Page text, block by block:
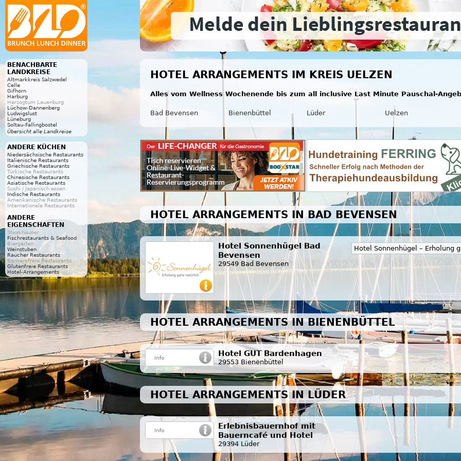
BENACHBARTE
LANDKREISE
Altmarkkreis Salzwedel
Celle
Gifhorn
Harburg
Herzogtum Lauenburg
Lüchow-Dannenberg
Ludwigslust
Lüneburg
Soltau-Fallingbostel
Übersicht alle Landkreise
ANDERE KÜCHEN
Niedersächsische Restaurants
Italienische Restaurants
Griechische Restaurants
Türkische Restaurants
Chinesische Restaurants
Asiatische Restaurants
Sushi / Japanisch essen
Indische Restaurants
Amerikanische Restaurants
Internationale Restaurants
ANDERE
EIGENSCHAFTEN
Steakhäuser
Fischrestaurants & Seafood
Biergarten
Weinstuben
Raucher Restaurants
Barrierefreie Restaurants
Glutenfreie Restaurants
Hotel-Arrangements
HOTEL ARRANGEMENTS IM KREIS UELZEN
Alles vom Wellness Wochenende bis zum all inclusive Last Minute Pauschal-
Bad Bevensen Bienenbüttel Lüder Uelzen
HOTEL ARRANGEMENTS IN BAD BEVENSEN
Hotel Sonnenhügel Bad
Bevensen
29549 Bad Bevensen
Hotel Sonnenhügel – Erholung
HOTEL ARRANGEMENTS IN BIENENBÜTTEL
Hotel GUT Bardenhagen
29553 Bienenbüttel
HOTEL ARRANGEMENTS IN LÜDER
Erlebnisbauernhof mit
Bauerncafé und Hotel
29394 Lüder